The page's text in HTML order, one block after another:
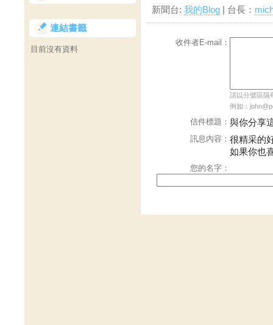
新聞台: 我的Blog | 台長：
收件者E-mail：
請以分號區隔
例如：
信件標題： 與你分享
訊息內容： 很精采的
如果你也
您的名字：
連結書籤
目前沒有資料